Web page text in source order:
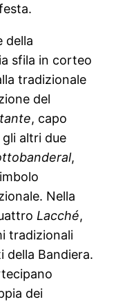
della
sfila in corteo
tradizionale
del
, capo
altri due
,
Nella
Lacché,
tradizionali
della Bandiera.
dei